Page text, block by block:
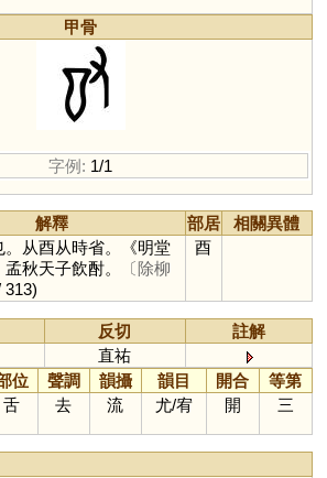
甲骨
字例: 1/1
解釋 部居
相關異體
。从酉从時省。《明堂
秋天子飲酎。
〔除柳
313)
酉
反切
註解
直祐
位 聲調 韻攝 韻目 開合
等第
舌 去 流 尤/宥 開 三